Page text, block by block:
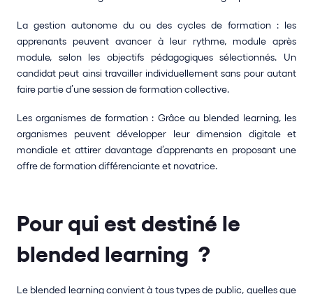
La gestion autonome du ou des cycles de formation : les
apprenants peuvent avancer à leur rythme, module après
module, selon les objectifs pédagogiques sélectionnés. Un
candidat peut ainsi travailler individuellement sans pour autant
faire partie d’une session de formation collective.
Les organismes de formation : Grâce au blended learning, les
organismes peuvent développer leur dimension digitale et
mondiale et attirer davantage d’apprenants en proposant une
offre de formation différenciante et novatrice.
Pour qui est destiné le
blended learning  ?
Le blended learning convient à tous types de public, quelles que